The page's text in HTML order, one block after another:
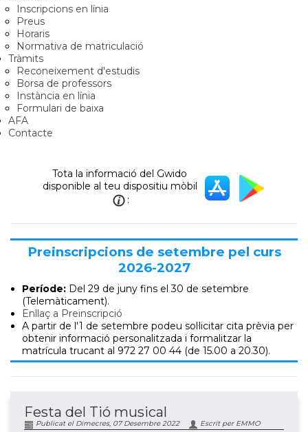
Inscripcions en línia
Preus
Horaris
Normativa de matriculació
Tràmits
Reconeixement d'estudis
Borsa de professors
Instància en línia
Formulari de baixa
AFA
Contacte
Tota la informació del Gwido
disponible al teu dispositiu mòbil
:
Preinscripcions de setembre pel curs
2026-2027
Període: Del 29 de juny fins el 30 de setembre
(Telemàticament).
Enllaç a Preinscripció
A partir de l'1 de setembre podeu sol·licitar cita prèvia per
obtenir informació personalitzada i formalitzar la
matrícula trucant al 972 27 00 44 (de 15.00 a 20.30).
Festa del Tió musical
Publicat el Dimecres, 07 Desembre 2022 Escrit per EMMO